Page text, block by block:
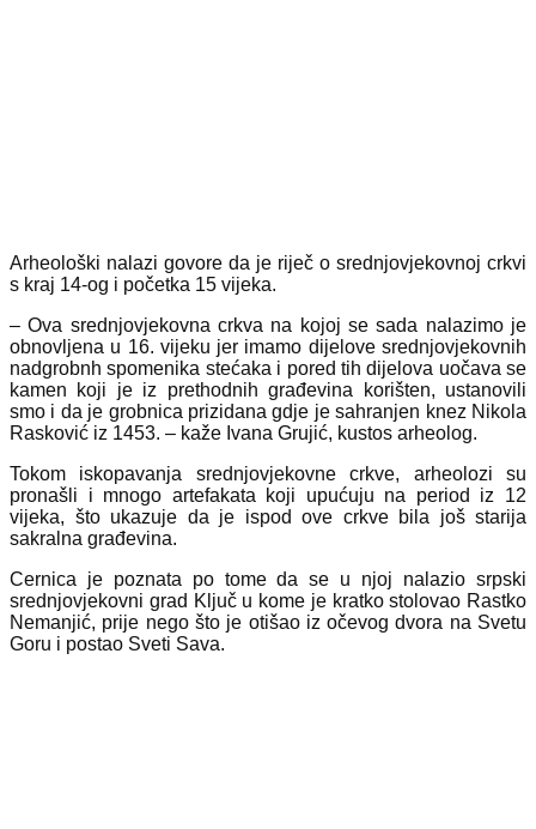
Arheološki nalazi govore da je riječ o srednjovjekovnoj crkvi
s kraj 14-og i početka 15 vijeka.
– Ova srednjovjekovna crkva na kojoj se sada nalazimo je
obnovljena u 16. vijeku jer imamo dijelove srednjovjekovnih
nadgrobnh spomenika stećaka i pored tih dijelova uočava se
kamen koji je iz prethodnih građevina korišten, ustanovili
smo i da je grobnica prizidana gdje je sahranjen knez Nikola
Rasković iz 1453. – kaže Ivana Grujić, kustos arheolog.
Tokom iskopavanja srednjovjekovne crkve, arheolozi su
pronašli i mnogo artefakata koji upućuju na period iz 12
vijeka, što ukazuje da je ispod ove crkve bila još starija
sakralna građevina.
Cernica je poznata po tome da se u njoj nalazio srpski
srednjovjekovni grad Ključ u kome je kratko stolovao Rastko
Nemanjić, prije nego što je otišao iz očevog dvora na Svetu
Goru i postao Sveti Sava.